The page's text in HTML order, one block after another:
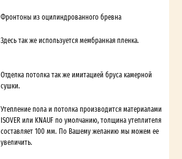
Фронтоны из оцилиндрованного бревна
Здесь так же используется мембранная пленка.
Отделка потолка так же имитацией бруса камерной
сушки.
Утепление пола и потолка производится материалами
ISOVER или KNAUF по умолчанию, толщина утеплителя
составляет 100 мм. По Вашему желанию мы можем ее
увеличить.